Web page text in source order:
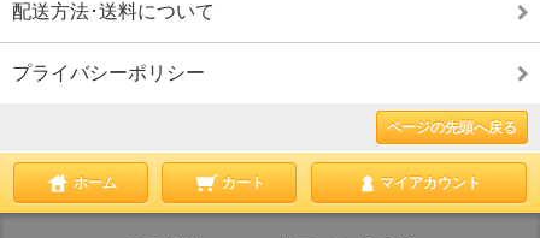
配送方法･送料について
プライバシーポリシー
ページの先頭へ戻る
ホーム カート マイアカウント